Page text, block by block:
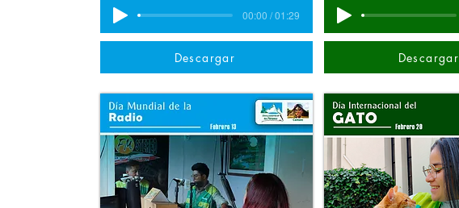
00:00 / 01:29
Descargar Descargar